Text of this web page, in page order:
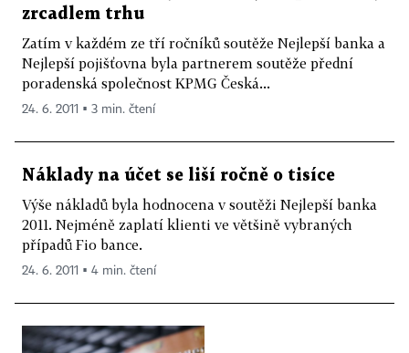
zrcadlem trhu
Zatím v každém ze tří ročníků soutěže Nejlepší banka a
Nejlepší pojišťovna byla partnerem soutěže přední
poradenská společnost KPMG Česká...
24. 6. 2011 ▪ 3 min. čtení
Náklady na účet se liší ročně o tisíce
Výše nákladů byla hodnocena v soutěži Nejlepší banka
2011. Nejméně zaplatí klienti ve většině vybraných
případů Fio bance.
24. 6. 2011 ▪ 4 min. čtení